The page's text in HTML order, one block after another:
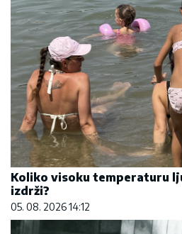
Koliko visoku temperaturu
izdrži?
05. 08. 2026 14:12